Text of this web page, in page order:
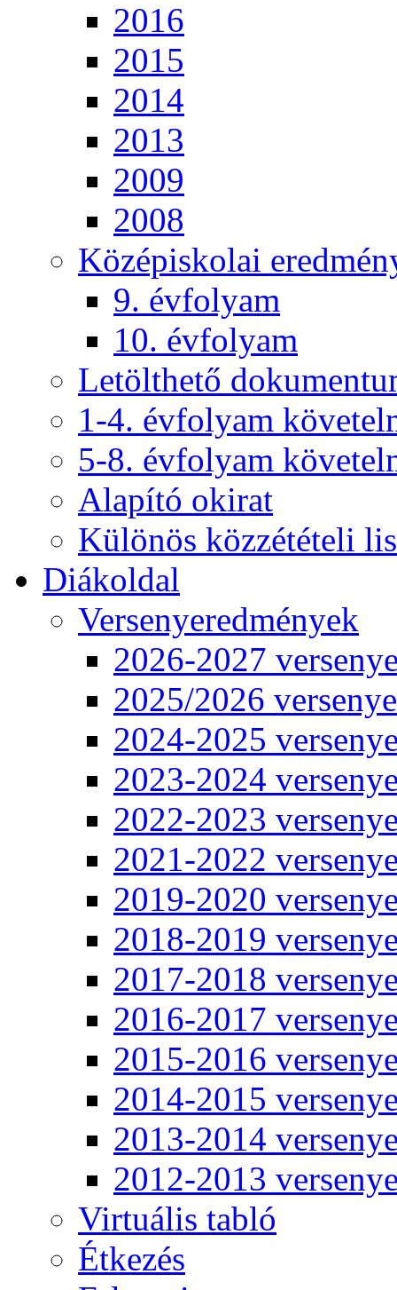
2016
2015
2014
2013
2009
2008
Középiskolai
9. évfolyam
10. évfolyam
Letölthető
1-4. évfolyam
5-8. évfolyam
Alapító okirat
Különös közzétételi
Diákoldal
Versenyeredmények
2026-2027
2025/2026
2024-2025
2023-2024
2022-2023
2021-2022
2019-2020
2018-2019
2017-2018
2016-2017
2015-2016
2014-2015
2013-2014
2012-2013
Virtuális tabló
Étkezés